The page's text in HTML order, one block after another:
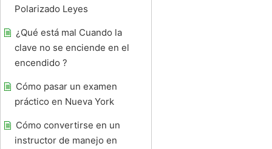
Polarizado Leyes
¿Qué está mal Cuando la
clave no se enciende en el
encendido ?
Cómo pasar un examen
práctico en Nueva York
Cómo convertirse en un
instructor de manejo en